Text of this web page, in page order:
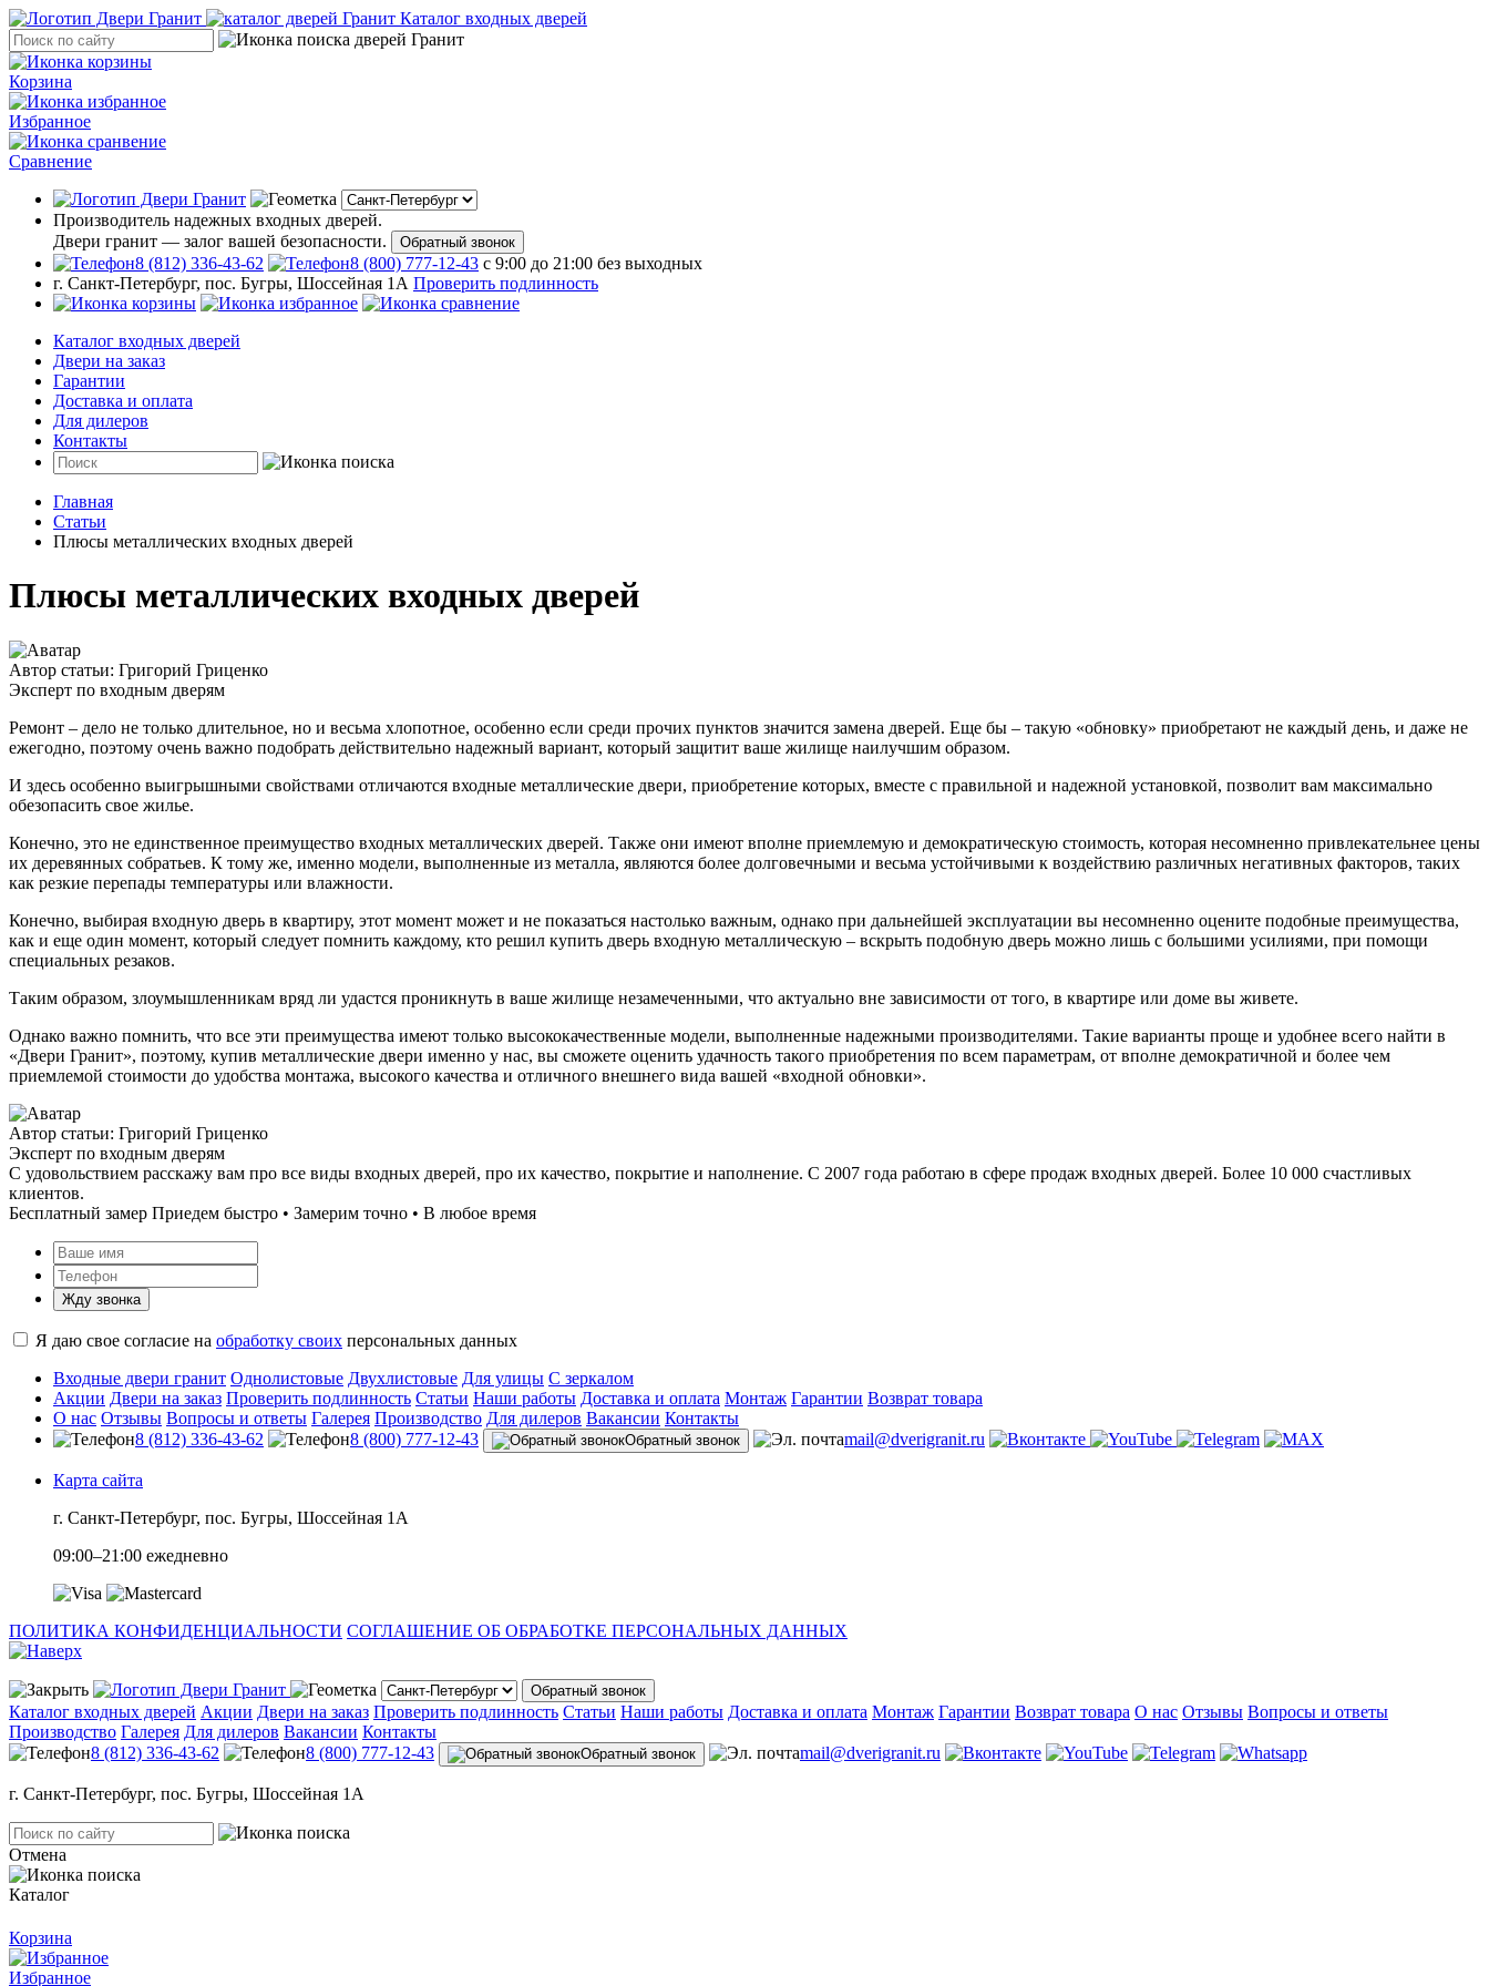
Каталог входных дверей
Корзина
Избранное
Сравнение
Производитель надежных входных дверей.
Двери гранит — залог вашей безопасности.
Обратный звонок
8 (812) 336-43-62 8 (800) 777-12-43 с 9:00 до 21:00 без выходных
г. Санкт-Петербург, пос. Бугры, Шоссейная 1А Проверить подлинность
Каталог входных дверей
Двери на заказ
Гарантии
Доставка и оплата
Для дилеров
Контакты
Главная
Статьи
Плюсы металлических входных дверей
Плюсы металлических входных дверей
Автор статьи: Григорий Гриценко
Эксперт по входным дверям
Ремонт – дело не только длительное, но и весьма хлопотное, особенно если среди прочих пунктов значится замена дверей. Еще бы – такую «обновку» приобретают не каждый день, и даже не
ежегодно, поэтому очень важно подобрать действительно надежный вариант, который защитит ваше жилище наилучшим образом.
И здесь особенно выигрышными свойствами отличаются входные металлические двери, приобретение которых, вместе с правильной и надежной установкой, позволит вам максимально
обезопасить свое жилье.
Конечно, это не единственное преимущество входных металлических дверей. Также они имеют вполне приемлемую и демократическую стоимость, которая несомненно привлекательнее цены
их деревянных собратьев. К тому же, именно модели, выполненные из металла, являются более долговечными и весьма устойчивыми к воздействию различных негативных факторов, таких
как резкие перепады температуры или влажности.
Конечно, выбирая входную дверь в квартиру, этот момент может и не показаться настолько важным, однако при дальнейшей эксплуатации вы несомненно оцените подобные преимущества,
как и еще один момент, который следует помнить каждому, кто решил купить дверь входную металлическую – вскрыть подобную дверь можно лишь с большими усилиями, при помощи
специальных резаков.
Таким образом, злоумышленникам вряд ли удастся проникнуть в ваше жилище незамеченными, что актуально вне зависимости от того, в квартире или доме вы живете.
Однако важно помнить, что все эти преимущества имеют только высококачественные модели, выполненные надежными производителями. Такие варианты проще и удобнее всего найти в
«Двери Гранит», поэтому, купив металлические двери именно у нас, вы сможете оценить удачность такого приобретения по всем параметрам, от вполне демократичной и более чем
приемлемой стоимости до удобства монтажа, высокого качества и отличного внешнего вида вашей «входной обновки».
Автор статьи: Григорий Гриценко
Эксперт по входным дверям
С удовольствием расскажу вам про все виды входных дверей, про их качество, покрытие и наполнение. С 2007 года работаю в сфере продаж входных дверей. Более 10 000 счастливых
клиентов.
Бесплатный замер Приедем быстро • Замерим точно • В любое время
Жду звонка
Я даю свое согласие на обработку своих персональных данных
Входные двери гранит Однолистовые Двухлистовые Для улицы С зеркалом
Акции Двери на заказ Проверить подлинность Статьи Наши работы Доставка и оплата Монтаж Гарантии Возврат товара
О нас Отзывы Вопросы и ответы Галерея Производство Для дилеров Вакансии Контакты
8 (812) 336-43-62
8 (800) 777-12-43 Обратный звонок mail@dverigranit.ru
Карта сайта
г. Санкт-Петербург, пос. Бугры, Шоссейная 1А
09:00–21:00 ежедневно
ПОЛИТИКА КОНФИДЕНЦИАЛЬНОСТИ СОГЛАШЕНИЕ ОБ ОБРАБОТКЕ ПЕРСОНАЛЬНЫХ ДАННЫХ
Обратный звонок
Каталог входных дверей Акции Двери на заказ Проверить подлинность Статьи Наши работы Доставка и оплата Монтаж Гарантии Возврат товара О нас Отзывы Вопросы и ответы
Производство Галерея Для дилеров Вакансии Контакты
8 (812) 336-43-62
8 (800) 777-12-43 Обратный звонок mail@dverigranit.ru
г. Санкт-Петербург, пос. Бугры, Шоссейная 1А
Отмена
Каталог
Корзина
Избранное